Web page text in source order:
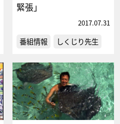
緊張」
2017.07.31
番組情報 しくじり先生